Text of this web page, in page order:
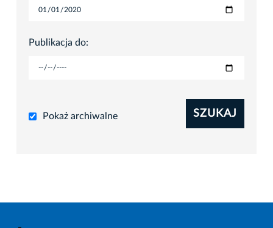
Publikacja do:
Pokaż archiwalne SZUKAJ